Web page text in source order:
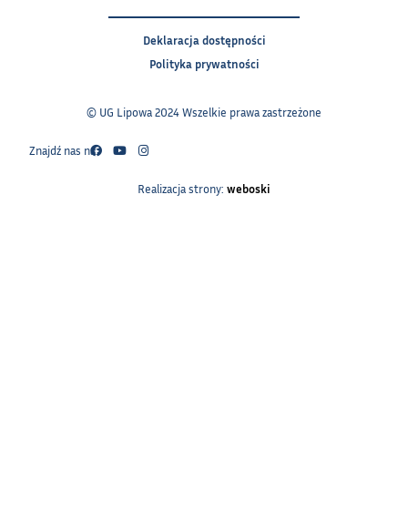
Deklaracja dostępności
Polityka prywatności
© UG Lipowa 2024 Wszelkie prawa zastrzeżone
Znajdź nas na:
Realizacja strony: weboski